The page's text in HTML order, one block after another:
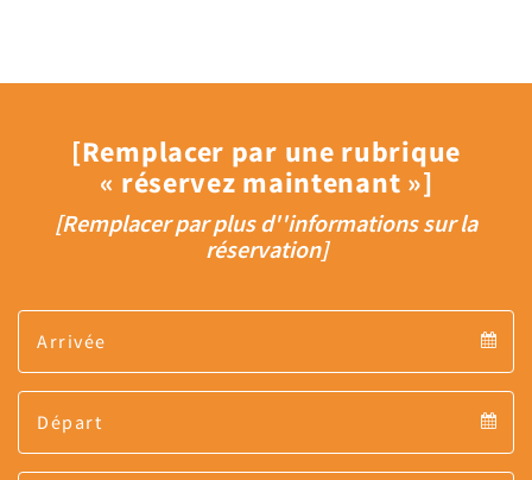
[Remplacer par une rubrique
« réservez maintenant »]
[Remplacer par plus d''informations sur la
réservation]